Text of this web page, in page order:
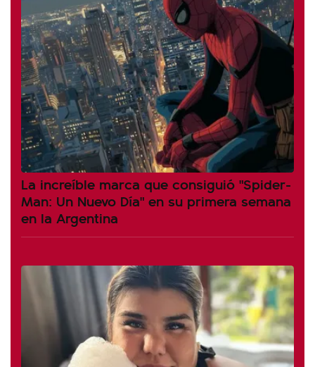
La increíble marca que consiguió "Spider-
Man: Un Nuevo Día" en su primera semana
en la Argentina